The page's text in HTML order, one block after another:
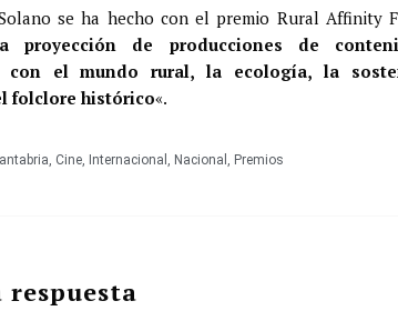
se ha hecho con el premio Rural Affinity
proyección de producciones de
con el mundo rural, la ecología, la
folclore histórico«.
, Cine, Internacional , Nacional , Premios
respuesta